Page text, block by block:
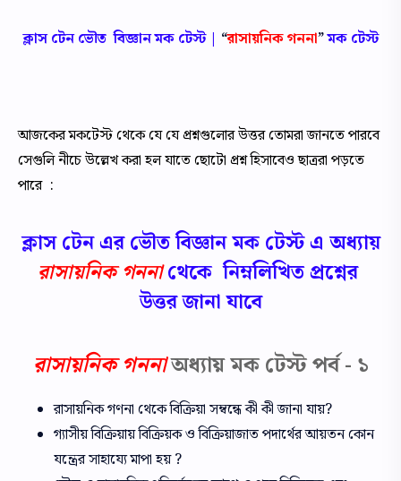
ক্লাস টেন ভৌত বিজ্ঞান মক টেস্ট | রাসায়নিক গননা মক টেস্ট
আজকের মকটেস্ট থেকে যে যে প্রশ্নগুলোর উত্তর তোমরা জানতে পারবে
সেগুলি নীচে উল্লেখ করা হল যাতে ছোটো প্রশ্ন হিসাবেও ছাত্ররা পড়তে
পারে :
ক্লাস টেন এর ভৌত বিজ্ঞান মক টেস্ট এ অধ্যায়
রাসায়নিক গননাথেকে নিম্নলিখিতপ্রশ্নের
উত্তর জানা যাবে
রাসায়নিক গননাঅধ্যায় মক টেস্ট পর্ব - ১
রাসায়নিক গণনা থেকে বিক্রিয়া সম্বন্ধে কী কী জানা যায়?
গ্যাসীয় বিক্রিয়ায় বিক্রিয়ক ও বিক্রিয়াজাত পদার্থের আয়তন কোন
যন্ত্রের সাহায্যে মাপা হয় ?